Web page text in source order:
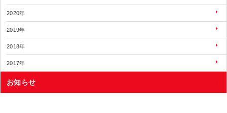
2020年
2019年
2018年
2017年
お知らせ